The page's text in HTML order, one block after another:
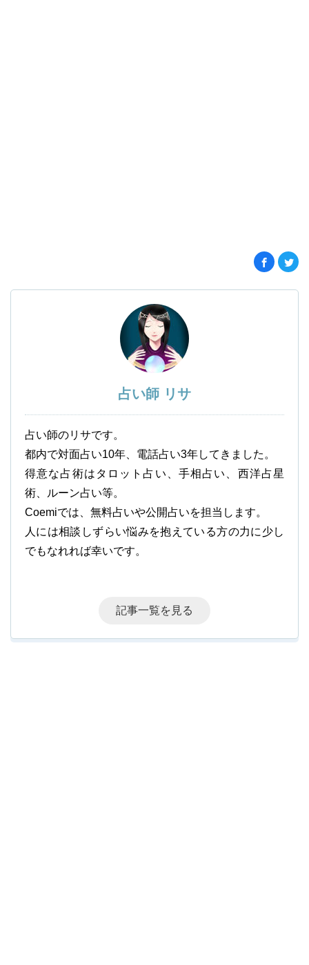
占い師 リサ
占い師のリサです。
都内で対面占い10年、電話占い3年してきました。
得意な占術はタロット占い、手相占い、西洋占星
術、ルーン占い等。
Coemiでは、無料占いや公開占いを担当します。
人には相談しずらい悩みを抱えている方の力に少し
でもなれれば幸いです。
記事一覧を見る